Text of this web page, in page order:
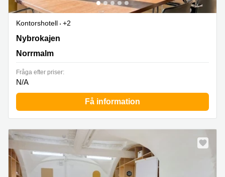
Kontorshotell
+2
Nybrokajen 7,Buss 3, 6, 8, Norrmalm
Nybrokajen
Norrmalm
Fråga efter priser:
N/A
Få information